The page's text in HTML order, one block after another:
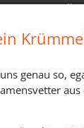
genau so,